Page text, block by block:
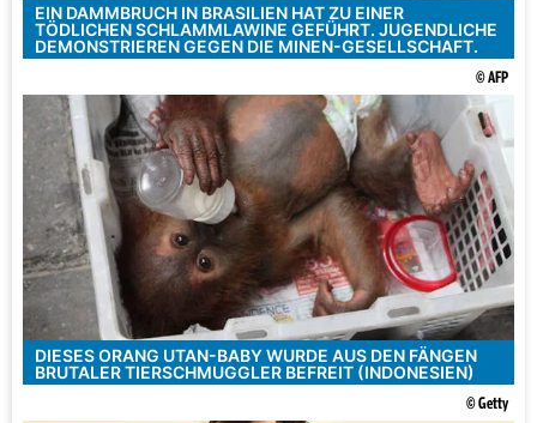
EIN DAMMBRUCH IN BRASILIEN HAT ZU EINER
TÖDLICHEN SCHLAMMLAWINE GEFÜHRT. JUGENDLICHE
DEMONSTRIEREN GEGEN DIE MINEN-GESELLSCHAFT.
© AFP
DIESES ORANG UTAN-BABY WURDE AUS DEN FÄNGEN
BRUTALER TIERSCHMUGGLER BEFREIT (INDONESIEN)
© Getty